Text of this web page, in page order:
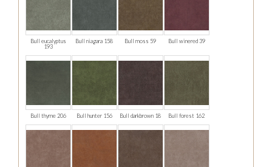
Bull eucalyptus
193
Bull niagara 158 Bull moss 59 Bull winered 39
Bull thyme 206 Bull hunter 156 Bull darkbrown 18 Bull forest 162